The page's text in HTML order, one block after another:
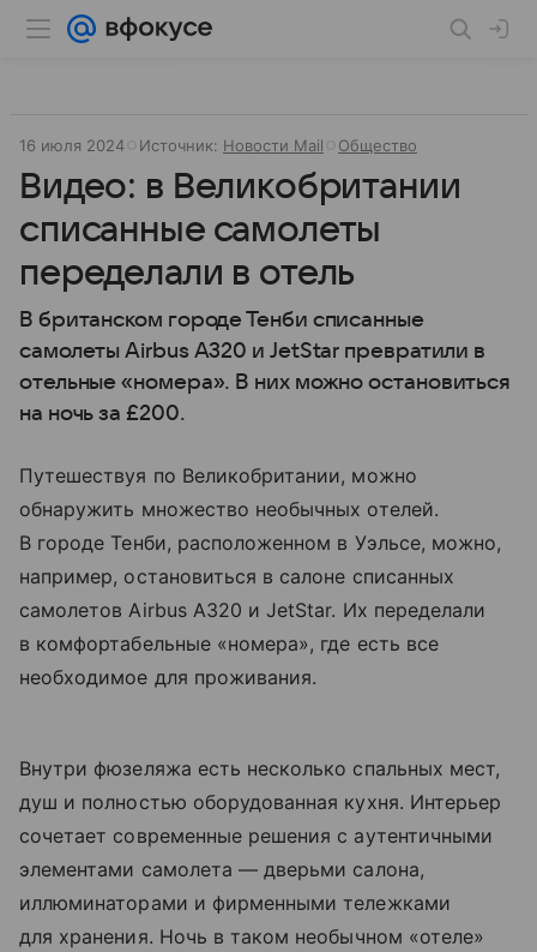
16 июля 2024 Источник: Новости Mail Общество
Видео: в Великобритании
списанные самолеты
переделали в отель
В британском городе Тенби списанные
самолеты Airbus A320 и JetStar превратили в
отельные «номера». В них можно остановиться
на ночь за £200.
Путешествуя по Великобритании, можно
обнаружить множество необычных отелей.
В городе Тенби, расположенном в Уэльсе, можно,
например, остановиться в салоне списанных
самолетов Airbus A320 и JetStar. Их переделали
в комфортабельные «номера», где есть все
необходимое для проживания.
Внутри фюзеляжа есть несколько спальных мест,
душ и полностью оборудованная кухня. Интерьер
сочетает современные решения с аутентичными
элементами самолета — дверьми салона,
иллюминаторами и фирменными тележками
для хранения. Ночь в таком необычном «отеле»